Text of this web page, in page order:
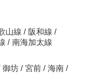
山線 / 阪和線 /
/ 南海加太線
御坊 / 宮前 / 海南 /